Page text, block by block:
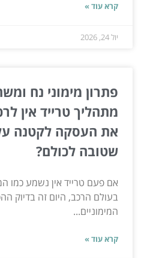
קרא עוד »
יול 24, 2026
פתרון מימוני נח
מתהליך טרייד אין
את העסקה לקטנה
שטובה לכולם?
אם פעם טרייד אין נשמע כמו
בעולם הרכב, היום זה בדיוק
המימוניים...
קרא עוד »